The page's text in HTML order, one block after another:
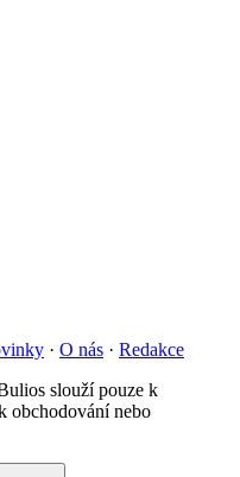
· O nás · Redakce
slouží pouze k
obchodování nebo